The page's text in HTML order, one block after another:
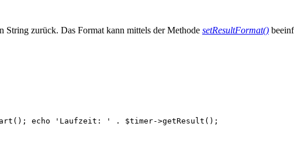
String zurück. Das Format kann mittels der Methode setResultFormat()
echo 'Laufzeit: ' . $timer->getResult();